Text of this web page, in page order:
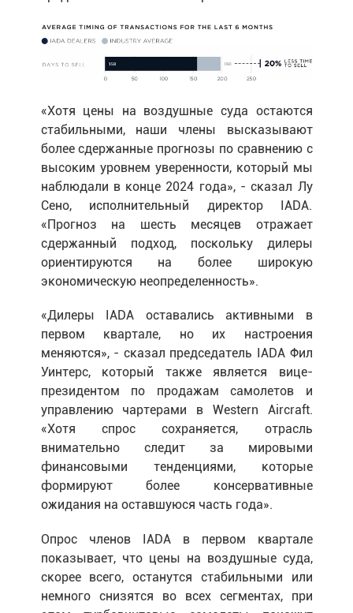
«Хотя цены на воздушные суда остаются
стабильными, наши члены высказывают
более сдержанные прогнозы по сравнению с
высоким уровнем уверенности, который мы
наблюдали в конце 2024 года», - сказал Лу
Сено, исполнительный директор IADA.
«Прогноз на шесть месяцев отражает
сдержанный подход, поскольку дилеры
ориентируются на более широкую
экономическую неопределенность».
«Дилеры IADA оставались активными в
первом квартале, но их настроения
меняются», - сказал председатель IADA Фил
Уинтерс, который также является вице-
президентом по продажам самолетов и
управлению чартерами в Western Aircraft.
«Хотя спрос сохраняется, отрасль
внимательно следит за мировыми
финансовыми тенденциями, которые
формируют более консервативные
ожидания на оставшуюся часть года».
Опрос членов IADA в первом квартале
показывает, что цены на воздушные суда,
скорее всего, останутся стабильными или
немного снизятся во всех сегментах, при